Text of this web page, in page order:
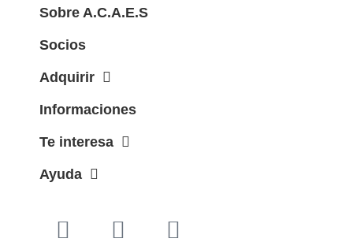
Sobre A.C.A.E.S
Socios
Adquirir
Informaciones
Te interesa
Ayuda